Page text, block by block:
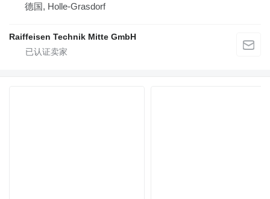
德国, Holle-Grasdorf
Raiffeisen Technik Mitte GmbH